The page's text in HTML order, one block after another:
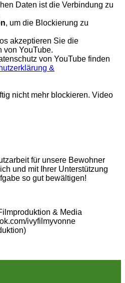
Daten ist die Verbindung zu
, um die Blockierung zu
akzeptieren Sie die
von YouTube.
von YouTube finden
&
nicht mehr blockieren. Video
für unsere Bewohner
und mit Ihrer Unterstützung
so gut bewältigen!
& Media
ivyfilmyvonne